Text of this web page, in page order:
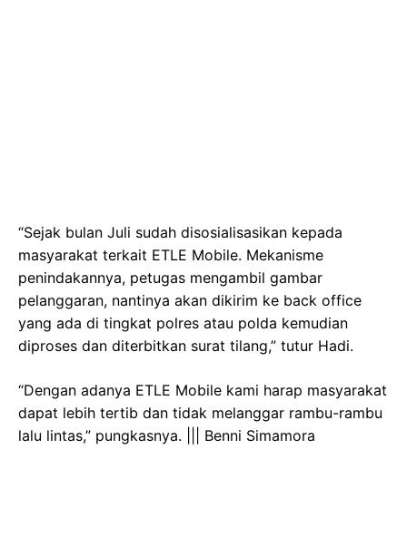
“Sejak bulan Juli sudah disosialisasikan kepada
masyarakat terkait ETLE Mobile. Mekanisme
penindakannya, petugas mengambil gambar
pelanggaran, nantinya akan dikirim ke back office
yang ada di tingkat polres atau polda kemudian
diproses dan diterbitkan surat tilang,” tutur Hadi.
“Dengan adanya ETLE Mobile kami harap masyarakat
dapat lebih tertib dan tidak melanggar rambu-rambu
lalu lintas,” pungkasnya. ||| Benni Simamora